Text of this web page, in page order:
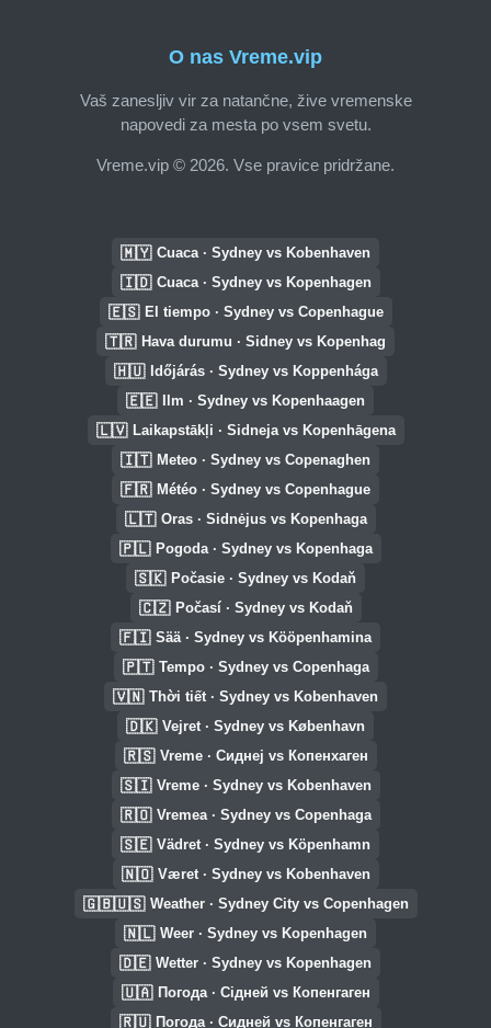
O nas Vreme.vip
Vaš zanesljiv vir za natančne, žive vremenske
napovedi za mesta po vsem svetu.
Vreme.vip © 2026. Vse pravice pridržane.
🇲🇾 Cuaca · Sydney vs Kobenhaven
🇮🇩 Cuaca · Sydney vs Kopenhagen
🇪🇸 El tiempo · Sydney vs Copenhague
🇹🇷 Hava durumu · Sidney vs Kopenhag
🇭🇺 Időjárás · Sydney vs Koppenhága
🇪🇪 Ilm · Sydney vs Kopenhaagen
🇱🇻 Laikapstākļi · Sidneja vs Kopenhāgena
🇮🇹 Meteo · Sydney vs Copenaghen
🇫🇷 Météo · Sydney vs Copenhague
🇱🇹 Oras · Sidnėjus vs Kopenhaga
🇵🇱 Pogoda · Sydney vs Kopenhaga
🇸🇰 Počasie · Sydney vs Kodaň
🇨🇿 Počasí · Sydney vs Kodaň
🇫🇮 Sää · Sydney vs Kööpenhamina
🇵🇹 Tempo · Sydney vs Copenhaga
🇻🇳 Thời tiết · Sydney vs Kobenhaven
🇩🇰 Vejret · Sydney vs København
🇷🇸 Vreme · Сиднеј vs Копенхаген
🇸🇮 Vreme · Sydney vs Kobenhaven
🇷🇴 Vremea · Sydney vs Copenhaga
🇸🇪 Vädret · Sydney vs Köpenhamn
🇳🇴 Været · Sydney vs Kobenhaven
🇬🇧🇺🇸 Weather · Sydney City vs Copenhagen
🇳🇱 Weer · Sydney vs Kopenhagen
🇩🇪 Wetter · Sydney vs Kopenhagen
🇺🇦 Погода · Сідней vs Копенгаген
🇷🇺 Погода · Сидней vs Копенгаген